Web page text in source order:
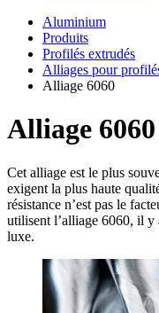
Aluminium
Produits
Profilés extrudés
Alliages pour
Alliage 6060
Alliage 6060
Cet alliage est le plus
exigent la plus haute
résistance n’est pas le
utilisent l’alliage 6060, il y
luxe.